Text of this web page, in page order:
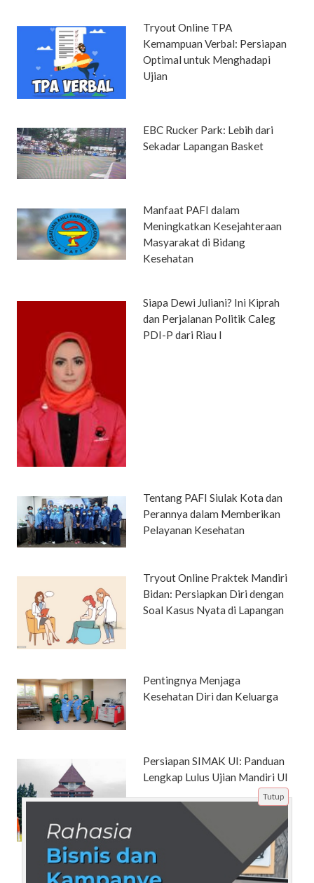
Tryout Online TPA
Kemampuan Verbal: Persiapan
Optimal untuk Menghadapi
Ujian
EBC Rucker Park: Lebih dari
Sekadar Lapangan Basket
Manfaat PAFI dalam
Meningkatkan Kesejahteraan
Masyarakat di Bidang
Kesehatan
Siapa Dewi Juliani? Ini Kiprah
dan Perjalanan Politik Caleg
PDI-P dari Riau I
Tentang PAFI Siulak Kota dan
Perannya dalam Memberikan
Pelayanan Kesehatan
Tryout Online Praktek Mandiri
Bidan: Persiapkan Diri dengan
Soal Kasus Nyata di Lapangan
Pentingnya Menjaga
Kesehatan Diri dan Keluarga
Persiapan SIMAK UI: Panduan
Lengkap Lulus Ujian Mandiri UI
Tutup